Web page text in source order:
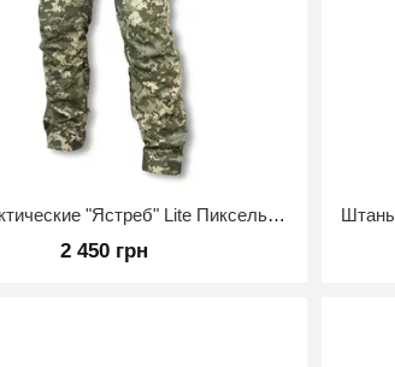
Брюки тактические "Ястреб" Lite Пиксель 46/3
2 450 грн